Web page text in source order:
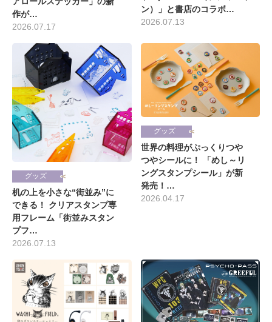
作が…
2026.07.17
ン）」と書店のコラボ…
2026.07.13
グッズ
机の上を小さな“街並み”に
できる！ クリアスタンプ専
用フレーム「街並みスタン
プフ…
2026.07.13
グッズ
世界の料理がぷっくりつや
つやシールに！ 「めし～リ
ングスタンプシール」が新
発売！…
2026.04.17